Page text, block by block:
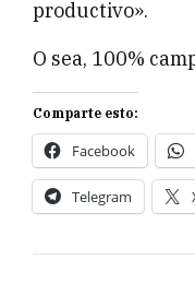
productivo».
O sea, 100%
Comparte esto:
Facebook
Telegram